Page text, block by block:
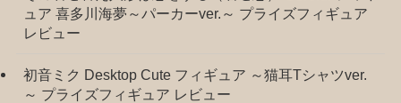
ュア 喜多川海夢～パーカーver.～ プライズフィギュア
レビュー
初音ミク Desktop Cute フィギュア ～猫耳Tシャツver.
～ プライズフィギュア レビュー